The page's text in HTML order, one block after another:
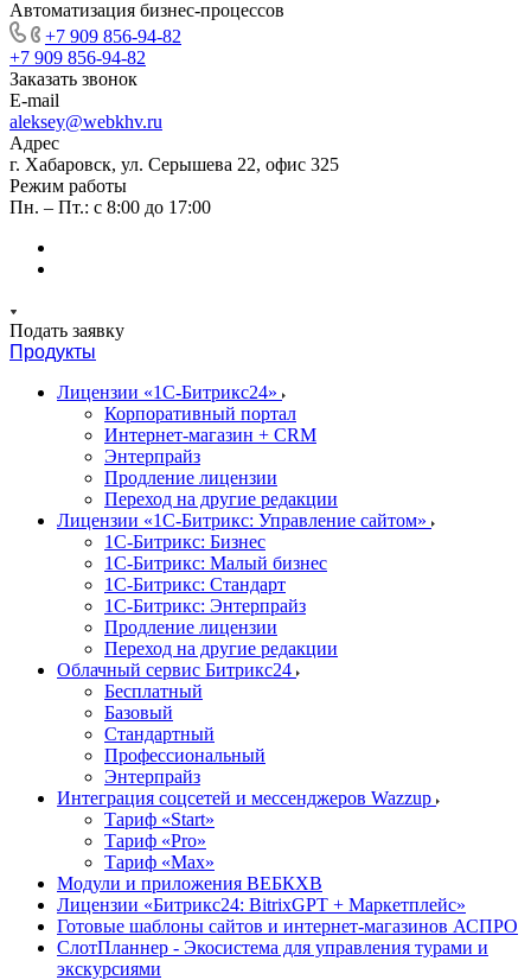
Автоматизация бизнес-процессов
+7 909 856-94-82
+7 909 856-94-82
Заказать звонок
E-mail
aleksey@webkhv.ru
Адрес
г. Хабаровск, ул. Серышева 22, офис 325
Режим работы
Пн. – Пт.: с 8:00 до 17:00
Подать заявку
Продукты
Лицензии «1С-Битрикс24»
Корпоративный портал
Интернет-магазин + CRM
Энтерпрайз
Продление лицензии
Переход на другие редакции
Лицензии «1С-Битрикс: Управление сайтом»
1С-Битрикс: Бизнес
1С-Битрикс: Малый бизнес
1С-Битрикс: Стандарт
1С-Битрикс: Энтерпрайз
Продление лицензии
Переход на другие редакции
Облачный сервис Битрикс24
Бесплатный
Базовый
Стандартный
Профессиональный
Энтерпрайз
Интеграция соцсетей и мессенджеров Wazzup
Тариф «Start»
Тариф «Pro»
Тариф «Max»
Модули и приложения ВЕБКХВ
Лицензии «Битрикс24: BitrixGPT + Маркетплейс»
Готовые шаблоны сайтов и интернет-магазинов АСПРО
СлотПланнер - Экосистема для управления турами и
экскурсиями